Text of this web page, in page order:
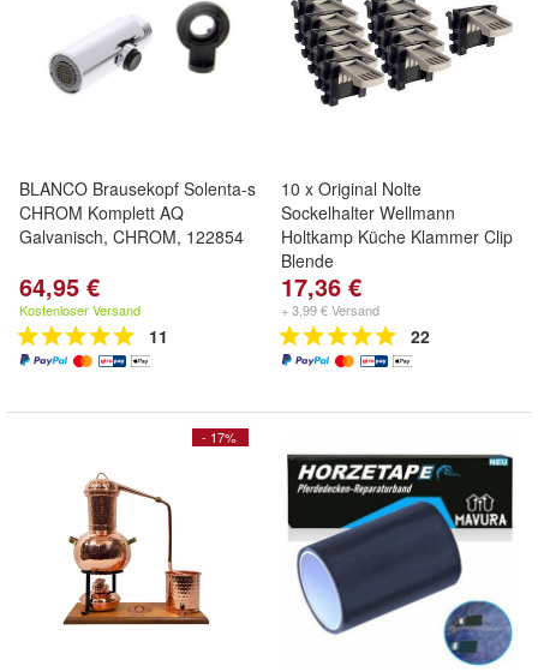
BLANCO Brausekopf Solenta-s
CHROM Komplett AQ
Galvanisch, CHROM, 122854
64,95 €
Kostenloser Versand
11
10 x Original Nolte
Sockelhalter Wellmann
Holtkamp Küche Klammer Clip
Blende
17,36 €
+ 3,99 € Versand
22
- 17%